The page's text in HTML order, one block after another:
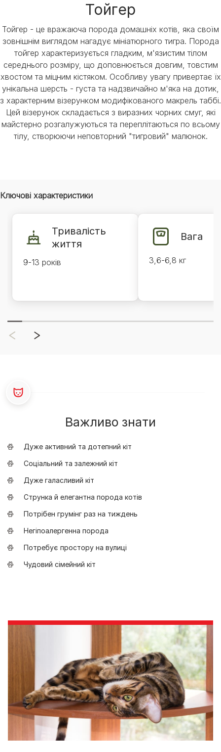
Тойгер
Тойгер - це вражаюча порода домашніх котів, яка своїм
зовнішнім виглядом нагадує мініатюрного тигра. Порода
тойгер характеризується гладким, м'язистим тілом
середнього розміру, що доповнюється довгим, товстим
хвостом та міцним кістяком. Особливу увагу привертає їх
унікальна шерсть - густа та надзвичайно м'яка на дотик,
з характерним візерунком модифікованого макрель таббі.
Цей візерунок складається з виразних чорних смуг, які
майстерно розгалужуються та переплітаються по всьому
тілу, створюючи неповторний "тигровий" малюнок.
Ключові характеристики
Тривалість
життя
9-13 років
Вага
3,6-6,8 кг
Важливо знати
Дуже активний та дотепний кіт
Соціальний та залежний кіт
Дуже галасливий кіт
Струнка й елегантна порода котів
Потрібен грумінг раз на тиждень
Негіпоалергенна порода
Потребує простору на вулиці
Чудовий сімейний кіт